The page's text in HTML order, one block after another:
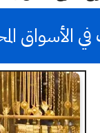
المحلية